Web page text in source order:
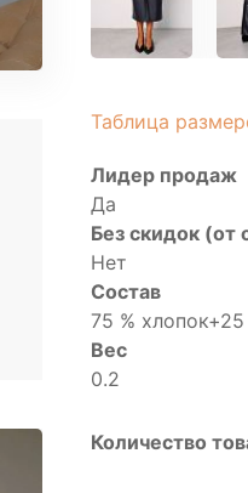
Таблица
Лидер продаж
Да
Без скидок (от
Нет
Состав
75 %
Вес
0.2
Количество